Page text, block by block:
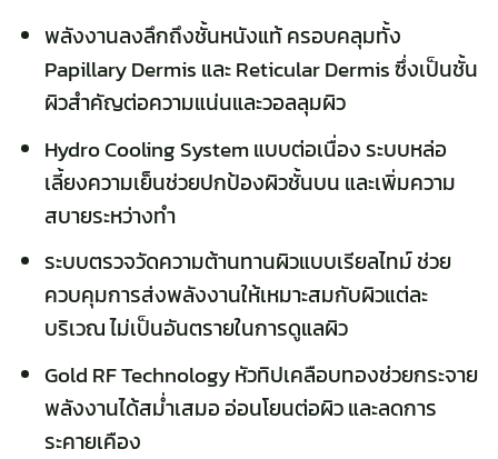
พลังงานลงลึกถึงชั้นหนังแท้ ครอบคลุมทั้ง
Papillary Dermis และ Reticular Dermis ซึ่งเป็นชั้น
ผิวสำคัญต่อความแน่นและวอลลุมผิว
Hydro Cooling System แบบต่อเนื่อง ระบบหล่อ
เลี้ยงความเย็นช่วยปกป้องผิวชั้นบน และเพิ่มความ
สบายระหว่างทำ
ระบบตรวจวัดความต้านทานผิวแบบเรียลไทม์ ช่วย
ควบคุมการส่งพลังงานให้เหมาะสมกับผิวแต่ละ
บริเวณ ไม่เป็นอันตรายในการดูแลผิว
Gold RF Technology หัวทิปเคลือบทองช่วยกระจาย
พลังงานได้สม่ำเสมอ อ่อนโยนต่อผิว และลดการ
ระคายเคือง